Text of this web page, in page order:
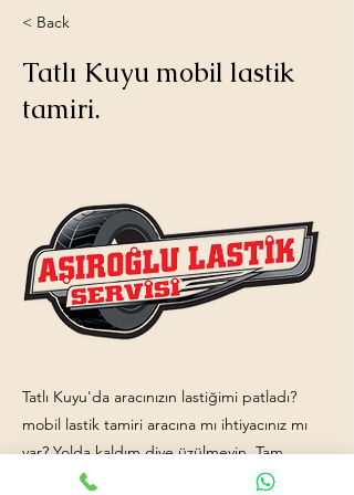
< Back
Tatlı Kuyu mobil lastik
tamiri.
Tatlı Kuyu'da aracınızın lastiğimi patladı?
mobil lastik tamiri aracına mı ihtiyacınız mı
var? Yolda kaldım diye üzülmeyin. Tam
donanımlı mobil lastik tamiri aracımızla ve